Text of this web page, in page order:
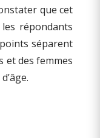
que cet
répondants
séparent
et des femmes